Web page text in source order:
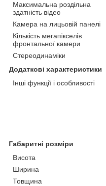
Максимальна роздільна
здатність відео
Камера на лицьовій панелі
Кількість мегапікселів
фронтальної камери
Стереодинаміки
Додаткові характеристики
Інші функції і особливості
Габаритні розміри
Висота
Ширина
Товщина